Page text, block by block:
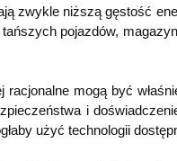
zwykle niższą gęstość
pojazdów,
mogą być
i
użyć technologii